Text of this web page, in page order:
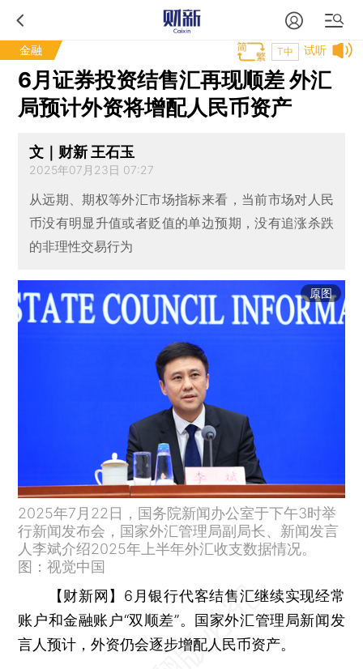
金融 试听
T中
6月证券投资结售汇再现顺差 外汇
局预计外资将增配人民币资产
文｜财新 王石玉
2025年07月23日 07:27
从远期、期权等外汇市场指标来看，当前市场对人民
币没有明显升值或者贬值的单边预期，没有追涨杀跌
的非理性交易行为
原图
2025年7月22日，国务院新闻办公室于下午3时举
行新闻发布会，国家外汇管理局副局长、新闻发言
人李斌介绍2025年上半年外汇收支数据情况。
图：视觉中国
【财新网】 6月银行代客结售汇继续实现经常
账户和金融账户“双顺差”。国家外汇管理局新闻发
言人预计，外资仍会逐步增配人民币资产。